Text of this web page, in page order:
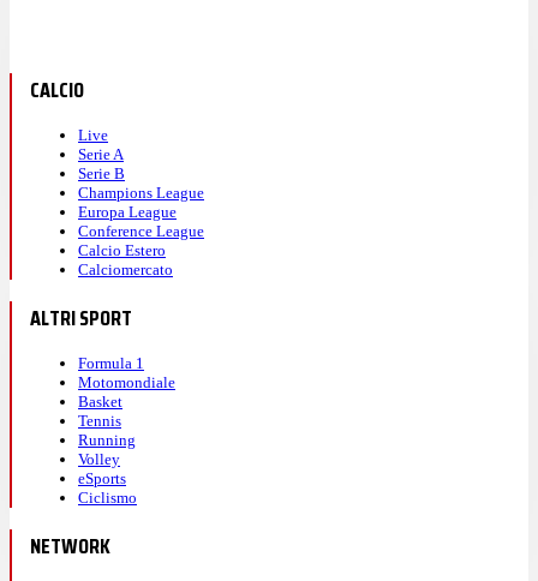
CALCIO
Live
Serie A
Serie B
Champions League
Europa League
Conference League
Calcio Estero
Calciomercato
ALTRI SPORT
Formula 1
Motomondiale
Basket
Tennis
Running
Volley
eSports
Ciclismo
NETWORK